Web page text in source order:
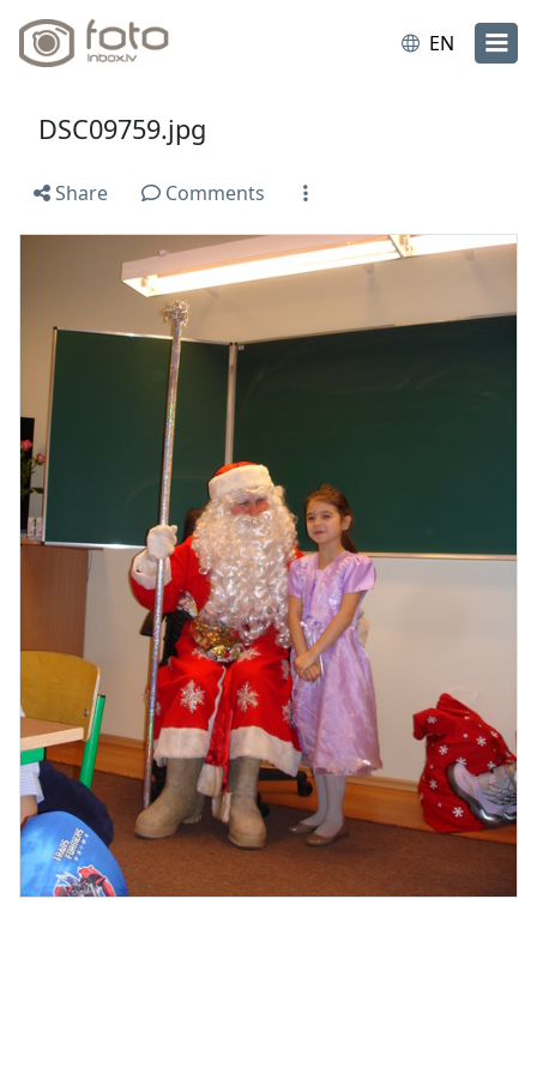
EN
DSC09759.jpg
Share Comments